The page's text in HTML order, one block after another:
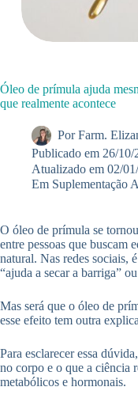
Óleo de prímula ajuda
que realmente acontece
Por Farm.
Publicado em 26/10/
Atualizado em 02/
Em Suplementação
O óleo de prímula se
entre pessoas que buscam
natural. Nas redes sociais,
“ajuda a secar a barriga”
Mas será que o óleo de
esse efeito tem outra
Para esclarecer essa
no corpo e o que a ciência
metabólicos e hormonais.